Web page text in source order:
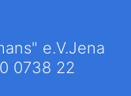
e.V.Jena
0738 22